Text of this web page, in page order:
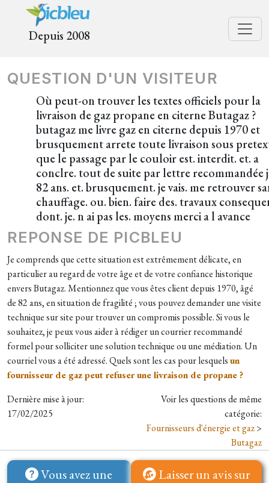
Depuis 2008
QUESTION D'UN VISITEUR
Où peut-on trouver les textes officiels pour la
livraison de gaz propane en citerne Butagaz ?
butagaz me livre gaz en citerne depuis 1970 et
brusquement arrete toute livraison sous
que le passage par le couloir est. interdit. et. a
conclre. tout de suite par lettre recommandée
82 ans. et. brusquement. je vais. me retrouver
chauffage. ou. bien. faire des. travaux
dont. je. n ai pas les. moyens merci a l avance
REPONSE DE PICBLEU
Je comprends que cette situation est extrêmement délicate, en
particulier au regard de votre âge et de votre confiance historique
envers Butagaz. Mentionnez que vous êtes client depuis 1970, âgé
de 82 ans, en situation de fragilité ; vous pouvez demander une visite
technique sur site pour trouver un compromis possible. Si vous le
souhaitez, je peux vous aider à rédiger un courrier recommandé
formel pour solliciter une solution technique ou une médiation. Un
courriel vous a été adressé. Quels sont les cas pour lesquelsun
fournisseur de gaz peut refuser une livraison de propane ?
Dernière mise à jour:
17/02/2025
Voir les questions de même
catégorie:
Fournisseurs d'énergie et gaz>
Butagaz
Vous avez une
Laisser un avis sur